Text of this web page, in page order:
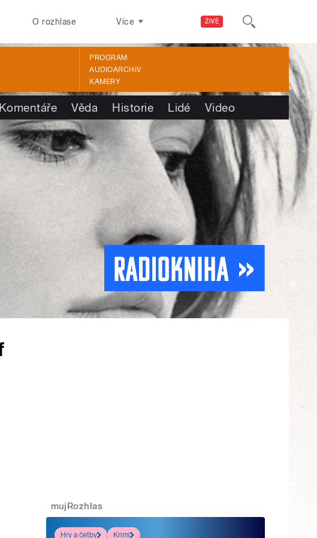
ŽIVĚ
O rozhlase Více
PROGRAM
AUDIOARCHIV
KAMERY
Komentáře Věda Historie Lidé Video
mujRozhlas
Hry a četby Krimi